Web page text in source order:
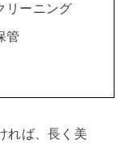
リーニング
管